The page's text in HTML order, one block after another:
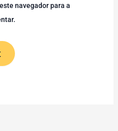
navegador para a